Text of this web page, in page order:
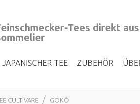
Tees direkt
JAPANISCHER TEE ZUBEHÖR
CULTIVARE GOKÔ